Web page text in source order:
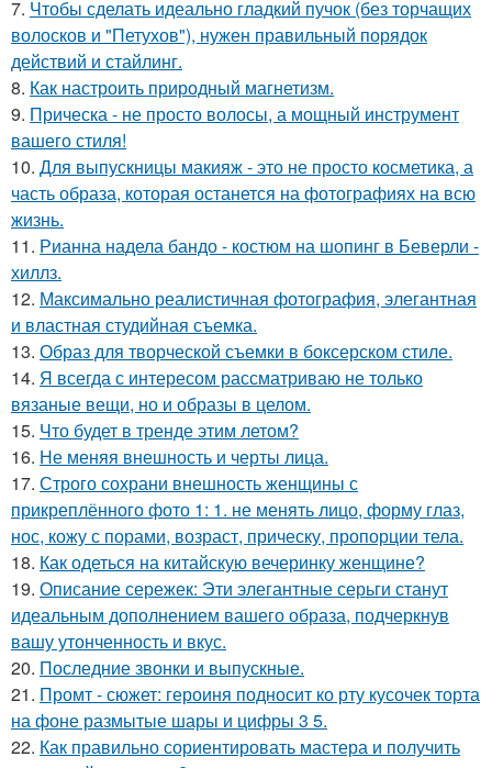
7. Чтобы сделать идеально гладкий пучок (без торчащих
волосков и "Петухов"), нужен правильный порядок
действий и стайлинг.
8. Как настроить природный магнетизм.
9. Прическа - не просто волосы, а мощный инструмент
вашего стиля!
10. Для выпускницы макияж - это не просто косметика, а
часть образа, которая останется на фотографиях на всю
жизнь.
11. Рианна надела бандо - костюм на шопинг в Беверли -
хиллз.
12. Максимально реалистичная фотография, элегантная
и властная студийная съемка.
13. Образ для творческой съемки в боксерском стиле.
14. Я всегда с интересом рассматриваю не только
вязаные вещи, но и образы в целом.
15. Что будет в тренде этим летом?
16. Не меняя внешность и черты лица.
17. Строго сохрани внешность женщины с
прикреплённого фото 1: 1. не менять лицо, форму глаз,
нос, кожу с порами, возраст, прическу, пропорции тела.
18. Как одеться на китайскую вечеринку женщине?
19. Описание сережек: Эти элегантные серьги станут
идеальным дополнением вашего образа, подчеркнув
вашу утонченность и вкус.
20. Последние звонки и выпускные.
21. Промт - сюжет: героиня подносит ко рту кусочек торта
на фоне размытые шары и цифры 3 5.
22. Как правильно сориентировать мастера и получить